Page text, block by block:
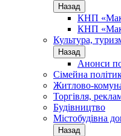
Назад
КНП
КНП
Культура,
Назад
Анонси
Сімейна
Житлово-
Торгівля,
Будівництво
Містобудівна
Назад